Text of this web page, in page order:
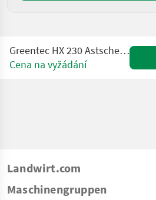
Greentec HX 230 Astschere für Bagger /Radlader /Traktor
Cena na vyžádání
Landwirt.com
Maschinengruppen